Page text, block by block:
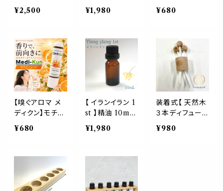
ゼント
リ 付き) 】 10ml
korin 天然 精
ル モス ディフュ
ーザー アロマ
寺 瞑想 サンダ
ルウッド 伽羅 ア
ガーウッド フラ
ンキンセンス ベ
チバー お香 イン
センス 雨 静寂
ュ デスク 気分
¥2,500
korin 天然 精
油 エッセンシャ
瞑想 雨 静寂 サ
ンダルウッド 伽
羅 アガーウッド
フランキンセンス
ベチバー お香
インセンス 仕事
リフレッシュ デ
スク 気分転換
テラピー フレグ
¥1,980
ノーズ 爽快ハー
ブの香り｜花粉
ィーツリー ラベ
ンダー 携帯 ア
ロマ スティック
ポータブル 精油
ノーズ ヤードム
仕事 勉強 運転
気分転換 日本
ント
¥680
【嗅ぐアロマ メ
ディクン】モチベ
ーション｜マン
ダリンオレンジ×
子 前向きなシト
ラスの香り ポー
タブルアロマ ノ
ーズ ヤードム
¥680
【 イランイラン 1
st 】精油 10mL
ノーラベル 1本
ファースト エッ
花 フローラル
濃厚 アロマ 香
¥1,980
装着式【 天然木
３本ディフューザ
ー キャップ】10
ml用 精油 ボト
¥980